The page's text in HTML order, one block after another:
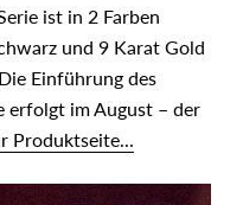
ist in 2 Farben
und 9 Karat Gold
Einführung des
erfolgt im August – der
Produktseite...